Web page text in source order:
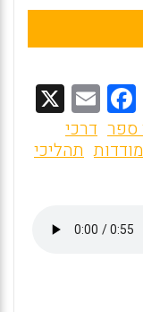
W
h
at
A
p
F
a
ce
o
o
E
m
ai
ספר דרכי
תהליכי